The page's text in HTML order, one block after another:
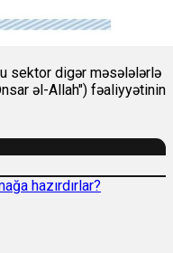
sektor digər məsələlərlə
əl-Allah") fəaliyyətinin